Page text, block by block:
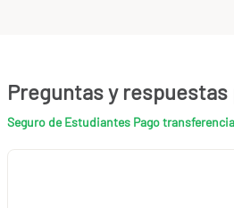
Preguntas y respuestas
Seguro de Estudiantes Pago transferencia